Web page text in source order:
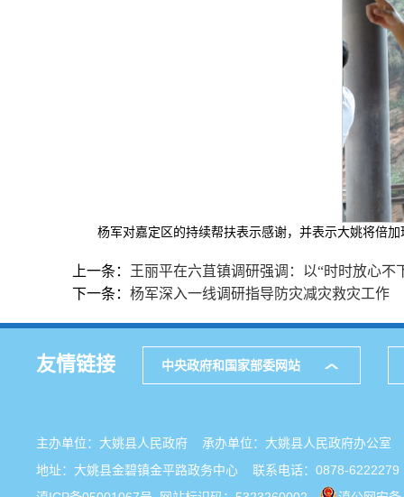
杨军对嘉定区的持续帮扶表示感谢，并表示大姚将倍
上一条：
王丽平在六苴镇调研强调：以“时时放心
下一条： 杨军深入一线调研指导防灾减灾救灾工作
友情链接 中央政府和国家部委网站
主办单位：大姚县人民政府 承办单位：大姚县人民政府办公
地址：大姚县金碧镇金平路政务中心 联系电话：0878-6222279